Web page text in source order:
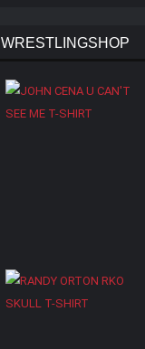
WRESTLINGSHOP